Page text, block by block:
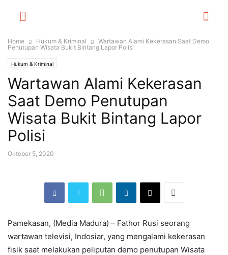
Home Hukum & Kriminal
Wartawan Alami Kekerasan Saat Demo
Penutupan Wisata Bukit Bintang Lapor Polisi
Hukum & Kriminal
Wartawan Alami Kekerasan
Saat Demo Penutupan
Wisata Bukit Bintang Lapor
Polisi
Oktober 5, 2020
Pamekasan, (Media Madura) – Fathor Rusi seorang
wartawan televisi, Indosiar, yang mengalami kekerasan
fisik saat melakukan peliputan demo penutupan Wisata